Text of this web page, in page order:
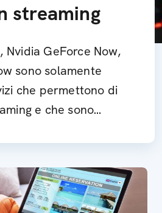
streaming
Nvidia GeForce Now,
sono solamente
che permettono di
e che sono